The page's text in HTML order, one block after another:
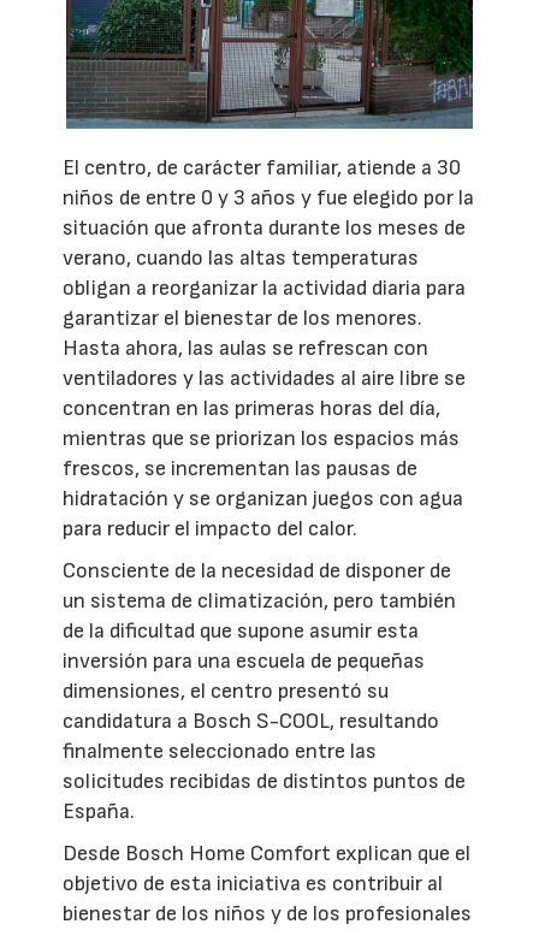
El centro, de carácter familiar, atiende a 30
niños de entre 0 y 3 años y fue elegido por la
situación que afronta durante los meses de
verano, cuando las altas temperaturas
obligan a reorganizar la actividad diaria para
garantizar el bienestar de los menores.
Hasta ahora, las aulas se refrescan con
ventiladores y las actividades al aire libre se
concentran en las primeras horas del día,
mientras que se priorizan los espacios más
frescos, se incrementan las pausas de
hidratación y se organizan juegos con agua
para reducir el impacto del calor.
Consciente de la necesidad de disponer de
un sistema de climatización, pero también
de la dificultad que supone asumir esta
inversión para una escuela de pequeñas
dimensiones, el centro presentó su
candidatura a Bosch S-COOL, resultando
finalmente seleccionado entre las
solicitudes recibidas de distintos puntos de
España.
Desde Bosch Home Comfort explican que el
objetivo de esta iniciativa es contribuir al
bienestar de los niños y de los profesionales